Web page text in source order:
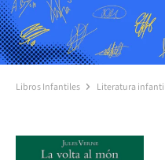
Libros Infantiles Literatura